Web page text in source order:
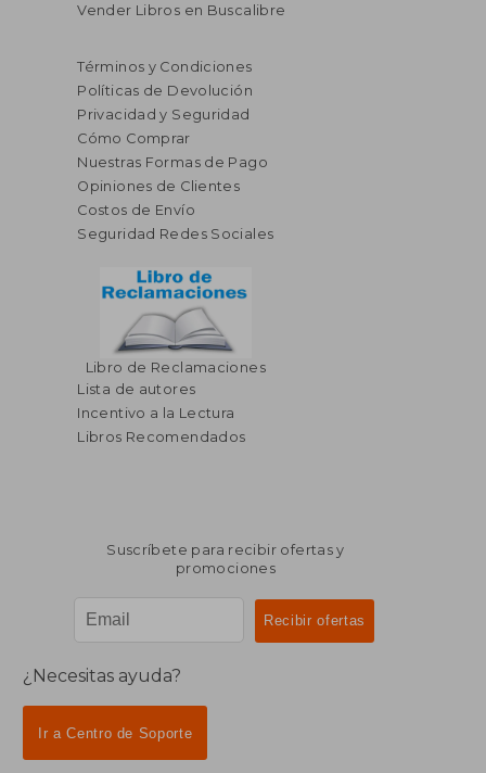
45%
dcto. $ 39.29
Vender Libros en Buscalibre
Términos y Condiciones
Políticas de Devolución
Privacidad y Seguridad
Cómo Comprar
Nuestras Formas de Pago
Opiniones de Clientes
Costos de Envío
Seguridad Redes Sociales
Libro de Reclamaciones
Lista de autores
Incentivo a la Lectura
Libros Recomendados
Suscríbete para recibir ofertas y
promociones
¿Necesitas ayuda?
Ir a Centro de Soporte